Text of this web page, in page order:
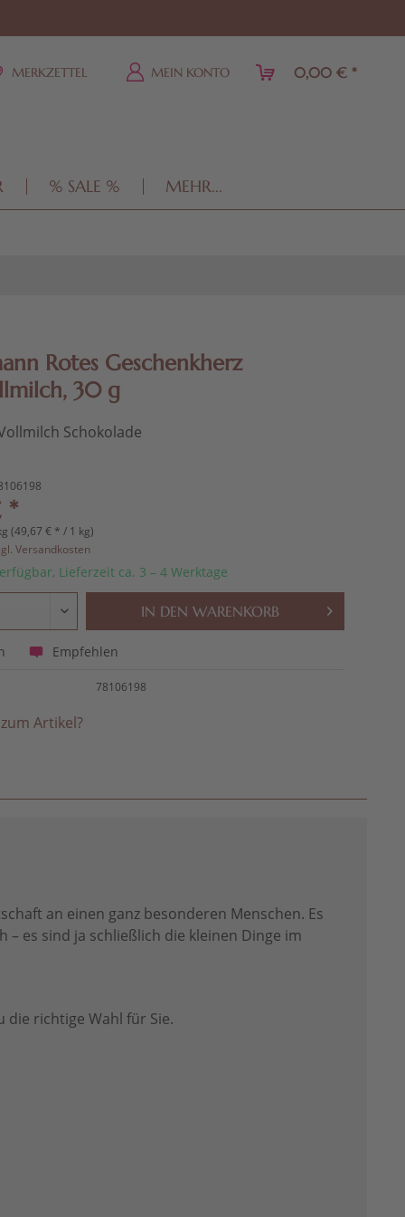
MERKZETTEL MEIN KONTO 0,00 € *
% SALE % MEHR...
Rotes Geschenkherz
30 g
Schokolade
*
(49,67 € * / 1 kg)
Versandkosten
Lieferzeit ca. 3 – 4 Werktage
IN DEN WARENKORB
Empfehlen
78106198
Artikel?
an einen ganz besonderen Menschen. Es
– es sind ja schließlich die kleinen Dinge im
die richtige Wahl für Sie.